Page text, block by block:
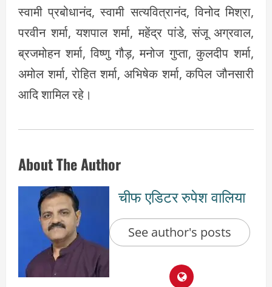
स्वामी प्रबोधानंद, स्वामी सत्यवित्रानंद, विनोद मिश्रा,
परवीन शर्मा, यशपाल शर्मा, महेंद्र पांडे, संजू अग्रवाल,
ब्रजमोहन शर्मा, विष्णु गौड़, मनोज गुप्ता, कुलदीप शर्मा,
अमोल शर्मा, रोहित शर्मा, अभिषेक शर्मा, कपिल जौनसारी
आदि शामिल रहे।
About The Author
चीफ एडिटर रुपेश वालिया
See author's posts